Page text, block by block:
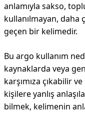
anlamıyla sakso,
kullanılmayan,
geçen bir kelimedir.
Bu argo kullanım
kaynaklarda veya
karşımıza çıkabilir
kişilere yanlış
bilmek, kelimenin